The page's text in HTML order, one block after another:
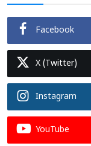
Facebook
X (Twitter)
Instagram
YouTube